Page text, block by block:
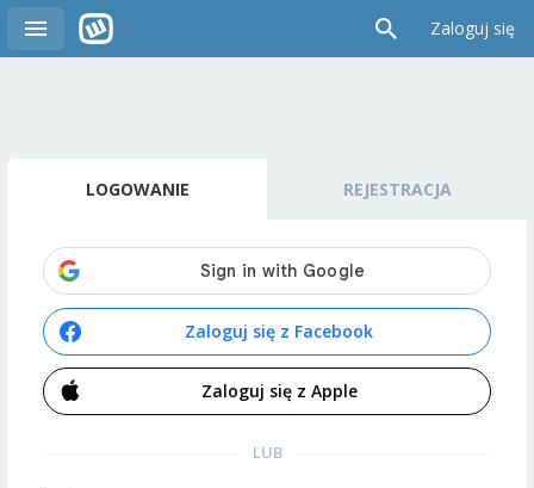
Zaloguj się
LOGOWANIE REJESTRACJA
Zaloguj się z Facebook
Zaloguj się z Apple
LUB